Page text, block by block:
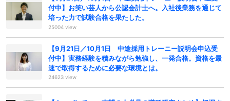
付中】お笑い芸人から公認会計士へ。入社後業務を通じて
培った力で試験合格を果たした。
25004 view
【9月21日／10月1日 中途採用トレーニー説明会申込受
付中】実務経験を積みながら勉強し、一発合格。資格を最
速で取得するために必要な環境とは。
24623 view